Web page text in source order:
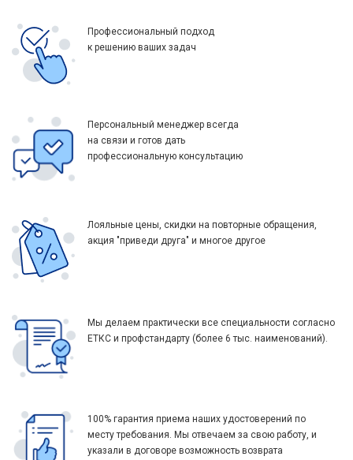
Профессиональный подход
к решению ваших задач
Персональный менеджер всегда
на связи и готов дать
профессиональную консультацию
Лояльные цены, скидки на повторные обращения,
акция "приведи друга" и многое другое
Мы делаем практически все специальности согласно
ЕТКС и профстандарту (более 6 тыс. наименований).
100% гарантия приема наших удостоверений по
месту требования. Мы отвечаем за свою работу, и
указали в договоре возможность возврата